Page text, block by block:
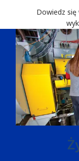
Dowiedz